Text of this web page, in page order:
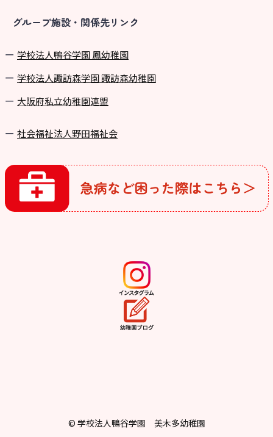
グループ施設・関係先リンク
学校法⼈鴨⾕学園 鳳幼稚園
学校法⼈諏訪森学園 諏訪森幼稚園
⼤阪府私⽴幼稚園連盟
社会福祉法人野田福祉会
© 学校法人鴨谷学園 美木多幼稚園